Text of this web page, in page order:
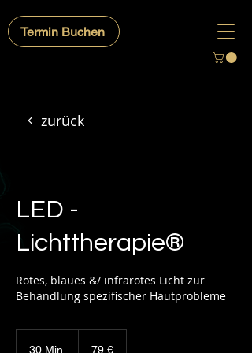
Termin Buchen
zurück
LED -
Lichttherapie®
Rotes, blaues &/ infrarotes Licht zur
Behandlung spezifischer Hautprobleme
30 Min. 79 €